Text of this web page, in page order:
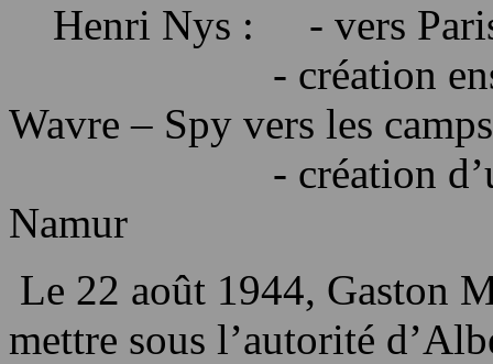
Henri Nys :
- vers
- création
Wavre – Spy vers les camps
- création
Namur
Le 22 août 1944, Gaston
mettre sous l’autorité